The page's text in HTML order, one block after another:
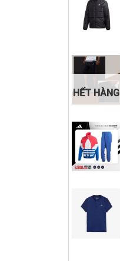
HẾT HÀNG